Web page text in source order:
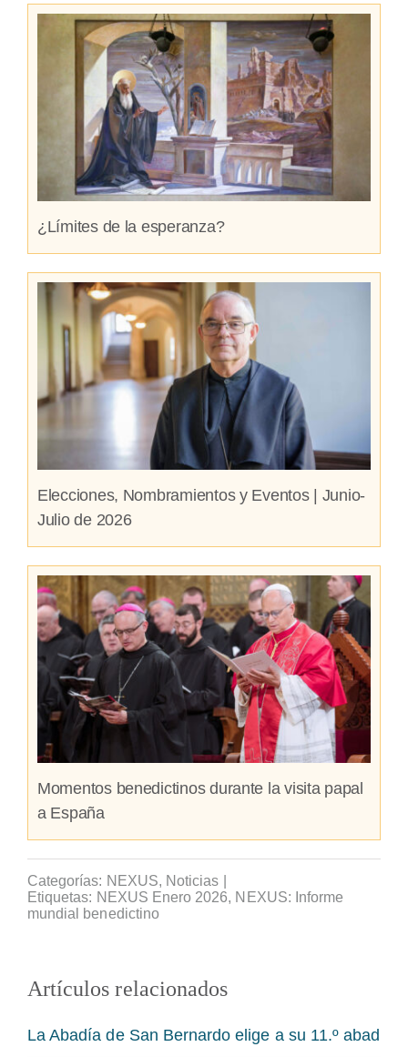
¿Límites de la esperanza?
Elecciones, Nombramientos y Eventos | Junio-
Julio de 2026
Momentos benedictinos durante la visita papal
a España
Categorías: NEXUS, Noticias
Etiquetas: NEXUS Enero 2026, NEXUS: Informe
mundial benedictino
Artículos relacionados
La Abadía de San Bernardo elige a su 11.º abad